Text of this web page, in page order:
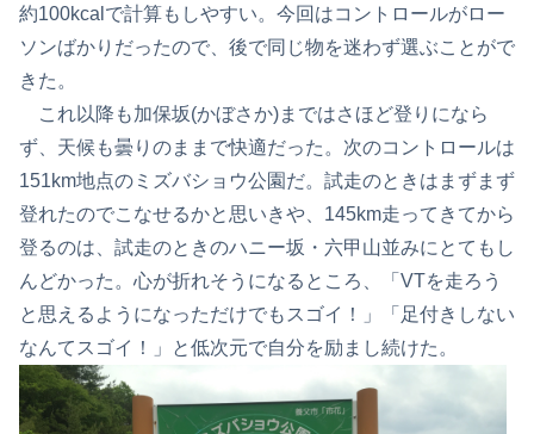
約100kcalで計算もしやすい。今回はコントロールがロー
ソンばかりだったので、後で同じ物を迷わず選ぶことがで
きた。
これ以降も加保坂(かぼさか)まではさほど登りになら
ず、天候も曇りのままで快適だった。次のコントロールは
151km地点のミズバショウ公園だ。試走のときはまずまず
登れたのでこなせるかと思いきや、145km走ってきてから
登るのは、試走のときのハニー坂・六甲山並みにとてもし
んどかった。心が折れそうになるところ、「VTを走ろう
と思えるようになっただけでもスゴイ！」「足付きしない
なんてスゴイ！」と低次元で自分を励まし続けた。